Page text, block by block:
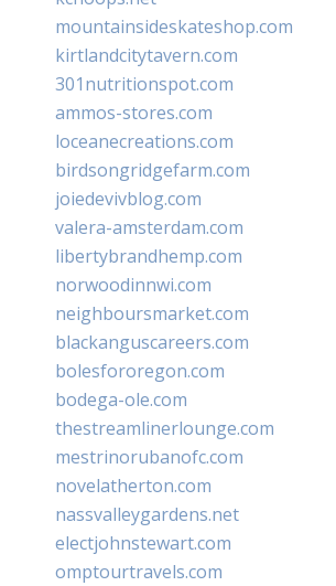
mountainsideskateshop.com
kirtlandcitytavern.com
301nutritionspot.com
ammos-stores.com
loceanecreations.com
birdsongridgefarm.com
joiedevivblog.com
valera-amsterdam.com
libertybrandhemp.com
norwoodinnwi.com
neighboursmarket.com
blackanguscareers.com
bolesfororegon.com
bodega-ole.com
thestreamlinerlounge.com
mestrinorubanofc.com
novelatherton.com
nassvalleygardens.net
electjohnstewart.com
omptourtravels.com